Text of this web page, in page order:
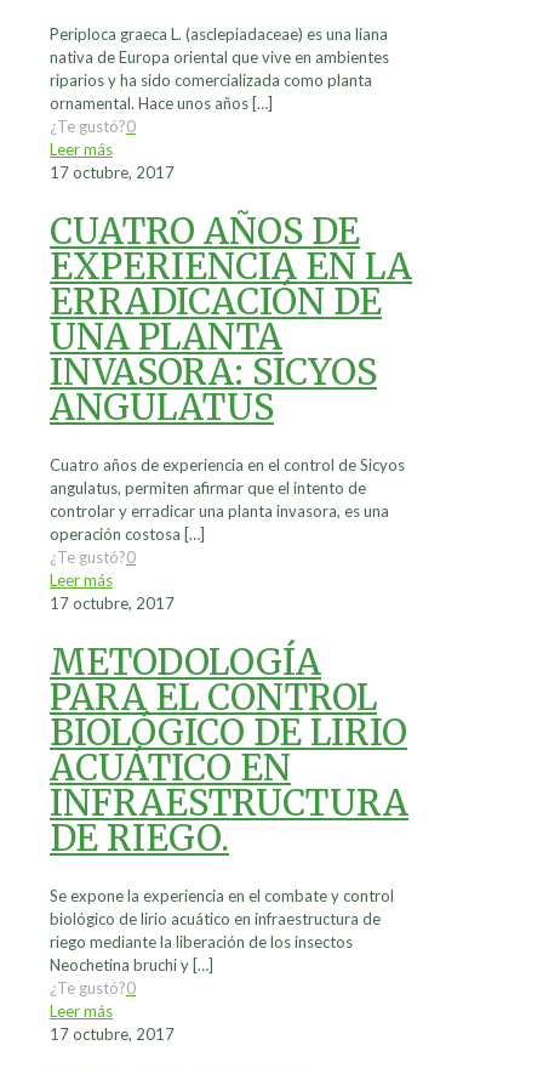
Periploca graeca L. (asclepiadaceae) es una liana
nativa de Europa oriental que vive en ambientes
riparios y ha sido comercializada como planta
ornamental. Hace unos años[…]
¿Te gustó?0
Leer más
17 octubre, 2017
CUATRO AÑOS DE
EXPERIENCIA EN LA
ERRADICACIÓN DE
UNA PLANTA
INVASORA: SICYOS
ANGULATUS
Cuatro años de experiencia en el control de Sicyos
angulatus, permiten afirmar que el intento de
controlar y erradicar una planta invasora, es una
operación costosa […]
¿Te gustó?0
Leer más
17 octubre, 2017
METODOLOGÍA
PARA EL CONTROL
BIOLÓGICO DE LIRIO
ACUÁTICO EN
INFRAESTRUCTURA
DE RIEGO.
Se expone la experiencia en el combate y control
biológico de lirio acuático en infraestructura de
riego mediante la liberación de los insectos
Neochetina bruchi y […]
¿Te gustó?0
Leer más
17 octubre, 2017